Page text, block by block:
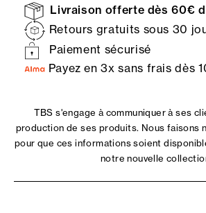
Livraison offerte dès 60€
Retours gratuits sous 30
Paiement sécurisé
Payez en 3x sans frais dès
TBS s'engage à communiquer à ses
production de ses produits. Nous faisons
pour que ces informations soient
notre nouvelle